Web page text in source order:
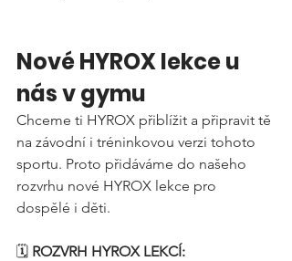
Nové HYROX lekce u
nás v gymu
Chceme ti HYROX přiblížit a připravit tě
na závodní i tréninkovou verzi tohoto
sportu. Proto přidáváme do našeho
rozvrhu nové HYROX lekce pro
dospělé i děti.
🗓 ROZVRH HYROX LEKCÍ: